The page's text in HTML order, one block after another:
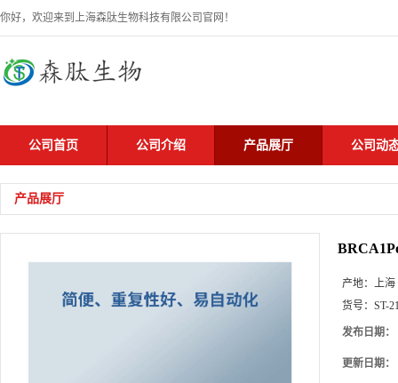
你好，欢迎来到上海森肽生物科技有限公司官网！
公司首页 公司介绍 产品展厅 公司动
产品展厅
产地： 上海
货号： ST-
发布日期：
更新日期：